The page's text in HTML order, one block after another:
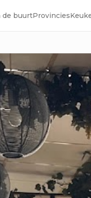
de buurtProvincies